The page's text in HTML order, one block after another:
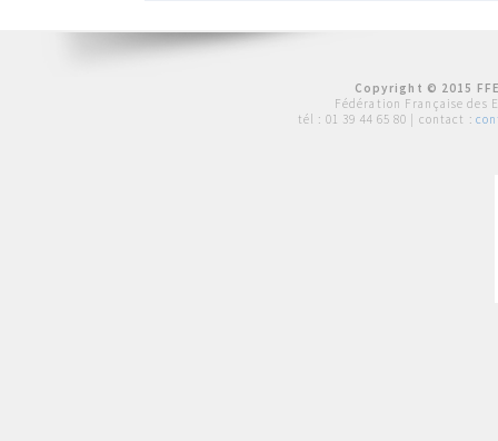
Copyright © 2015
Fédération Française des
tél : 01 39 44 65 80 | contact :